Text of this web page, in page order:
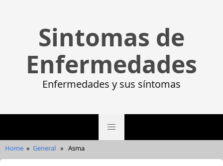
Sintomas de
Enfermedades
Enfermedades y sus síntomas
Home » General » Asma